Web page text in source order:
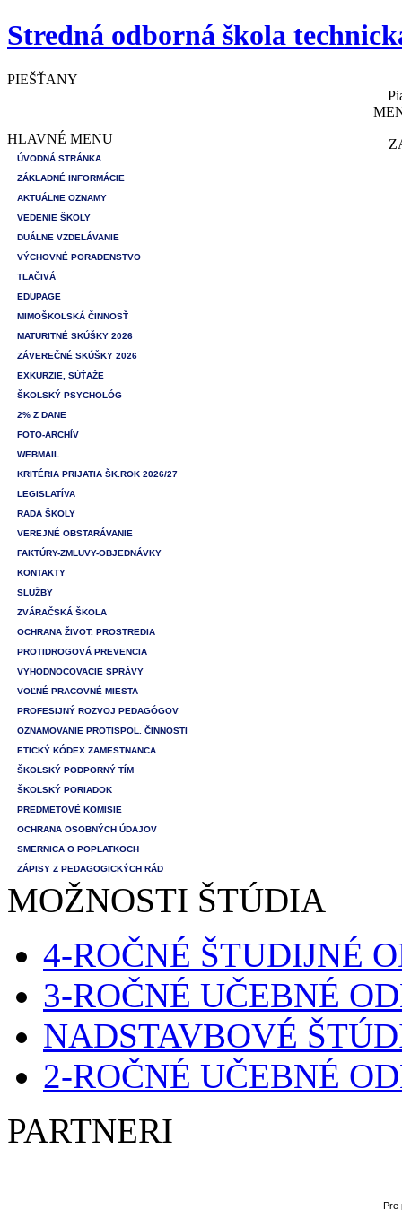
Stredná odborná škola
PIEŠŤANY
HLAVNÉ MENU
ÚVODNÁ STRÁNKA
ZÁKLADNÉ INFORMÁCIE
AKTUÁLNE OZNAMY
VEDENIE ŠKOLY
DUÁLNE VZDELÁVANIE
VÝCHOVNÉ PORADENSTVO
TLAČIVÁ
EDUPAGE
MIMOŠKOLSKÁ ČINNOSŤ
MATURITNÉ SKÚŠKY 2026
ZÁVEREČNÉ SKÚŠKY 2026
EXKURZIE, SÚŤAŽE
ŠKOLSKÝ PSYCHOLÓG
2% Z DANE
FOTO-ARCHÍV
WEBMAIL
KRITÉRIA PRIJATIA ŠK.ROK 2026/27
LEGISLATÍVA
RADA ŠKOLY
VEREJNÉ OBSTARÁVANIE
FAKTÚRY-ZMLUVY-OBJEDNÁVKY
KONTAKTY
SLUŽBY
ZVÁRAČSKÁ ŠKOLA
OCHRANA ŽIVOT. PROSTREDIA
PROTIDROGOVÁ PREVENCIA
VYHODNOCOVACIE SPRÁVY
VOĽNÉ PRACOVNÉ MIESTA
PROFESIJNÝ ROZVOJ PEDAGÓGOV
OZNAMOVANIE PROTISPOL. ČINNOSTI
ETICKÝ KÓDEX ZAMESTNANCA
ŠKOLSKÝ PODPORNÝ TÍM
ŠKOLSKÝ PORIADOK
PREDMETOVÉ KOMISIE
OCHRANA OSOBNÝCH ÚDAJOV
SMERNICA O POPLATKOCH
ZÁPISY Z PEDAGOGICKÝCH RÁD
MOŽNOSTI ŠTÚDIA
4-ROČNÉ ŠTUDIJNÉ
3-ROČNÉ UČEBNÉ
NADSTAVBOVÉ
2-ROČNÉ UČEBNÉ
PARTNERI
Pre